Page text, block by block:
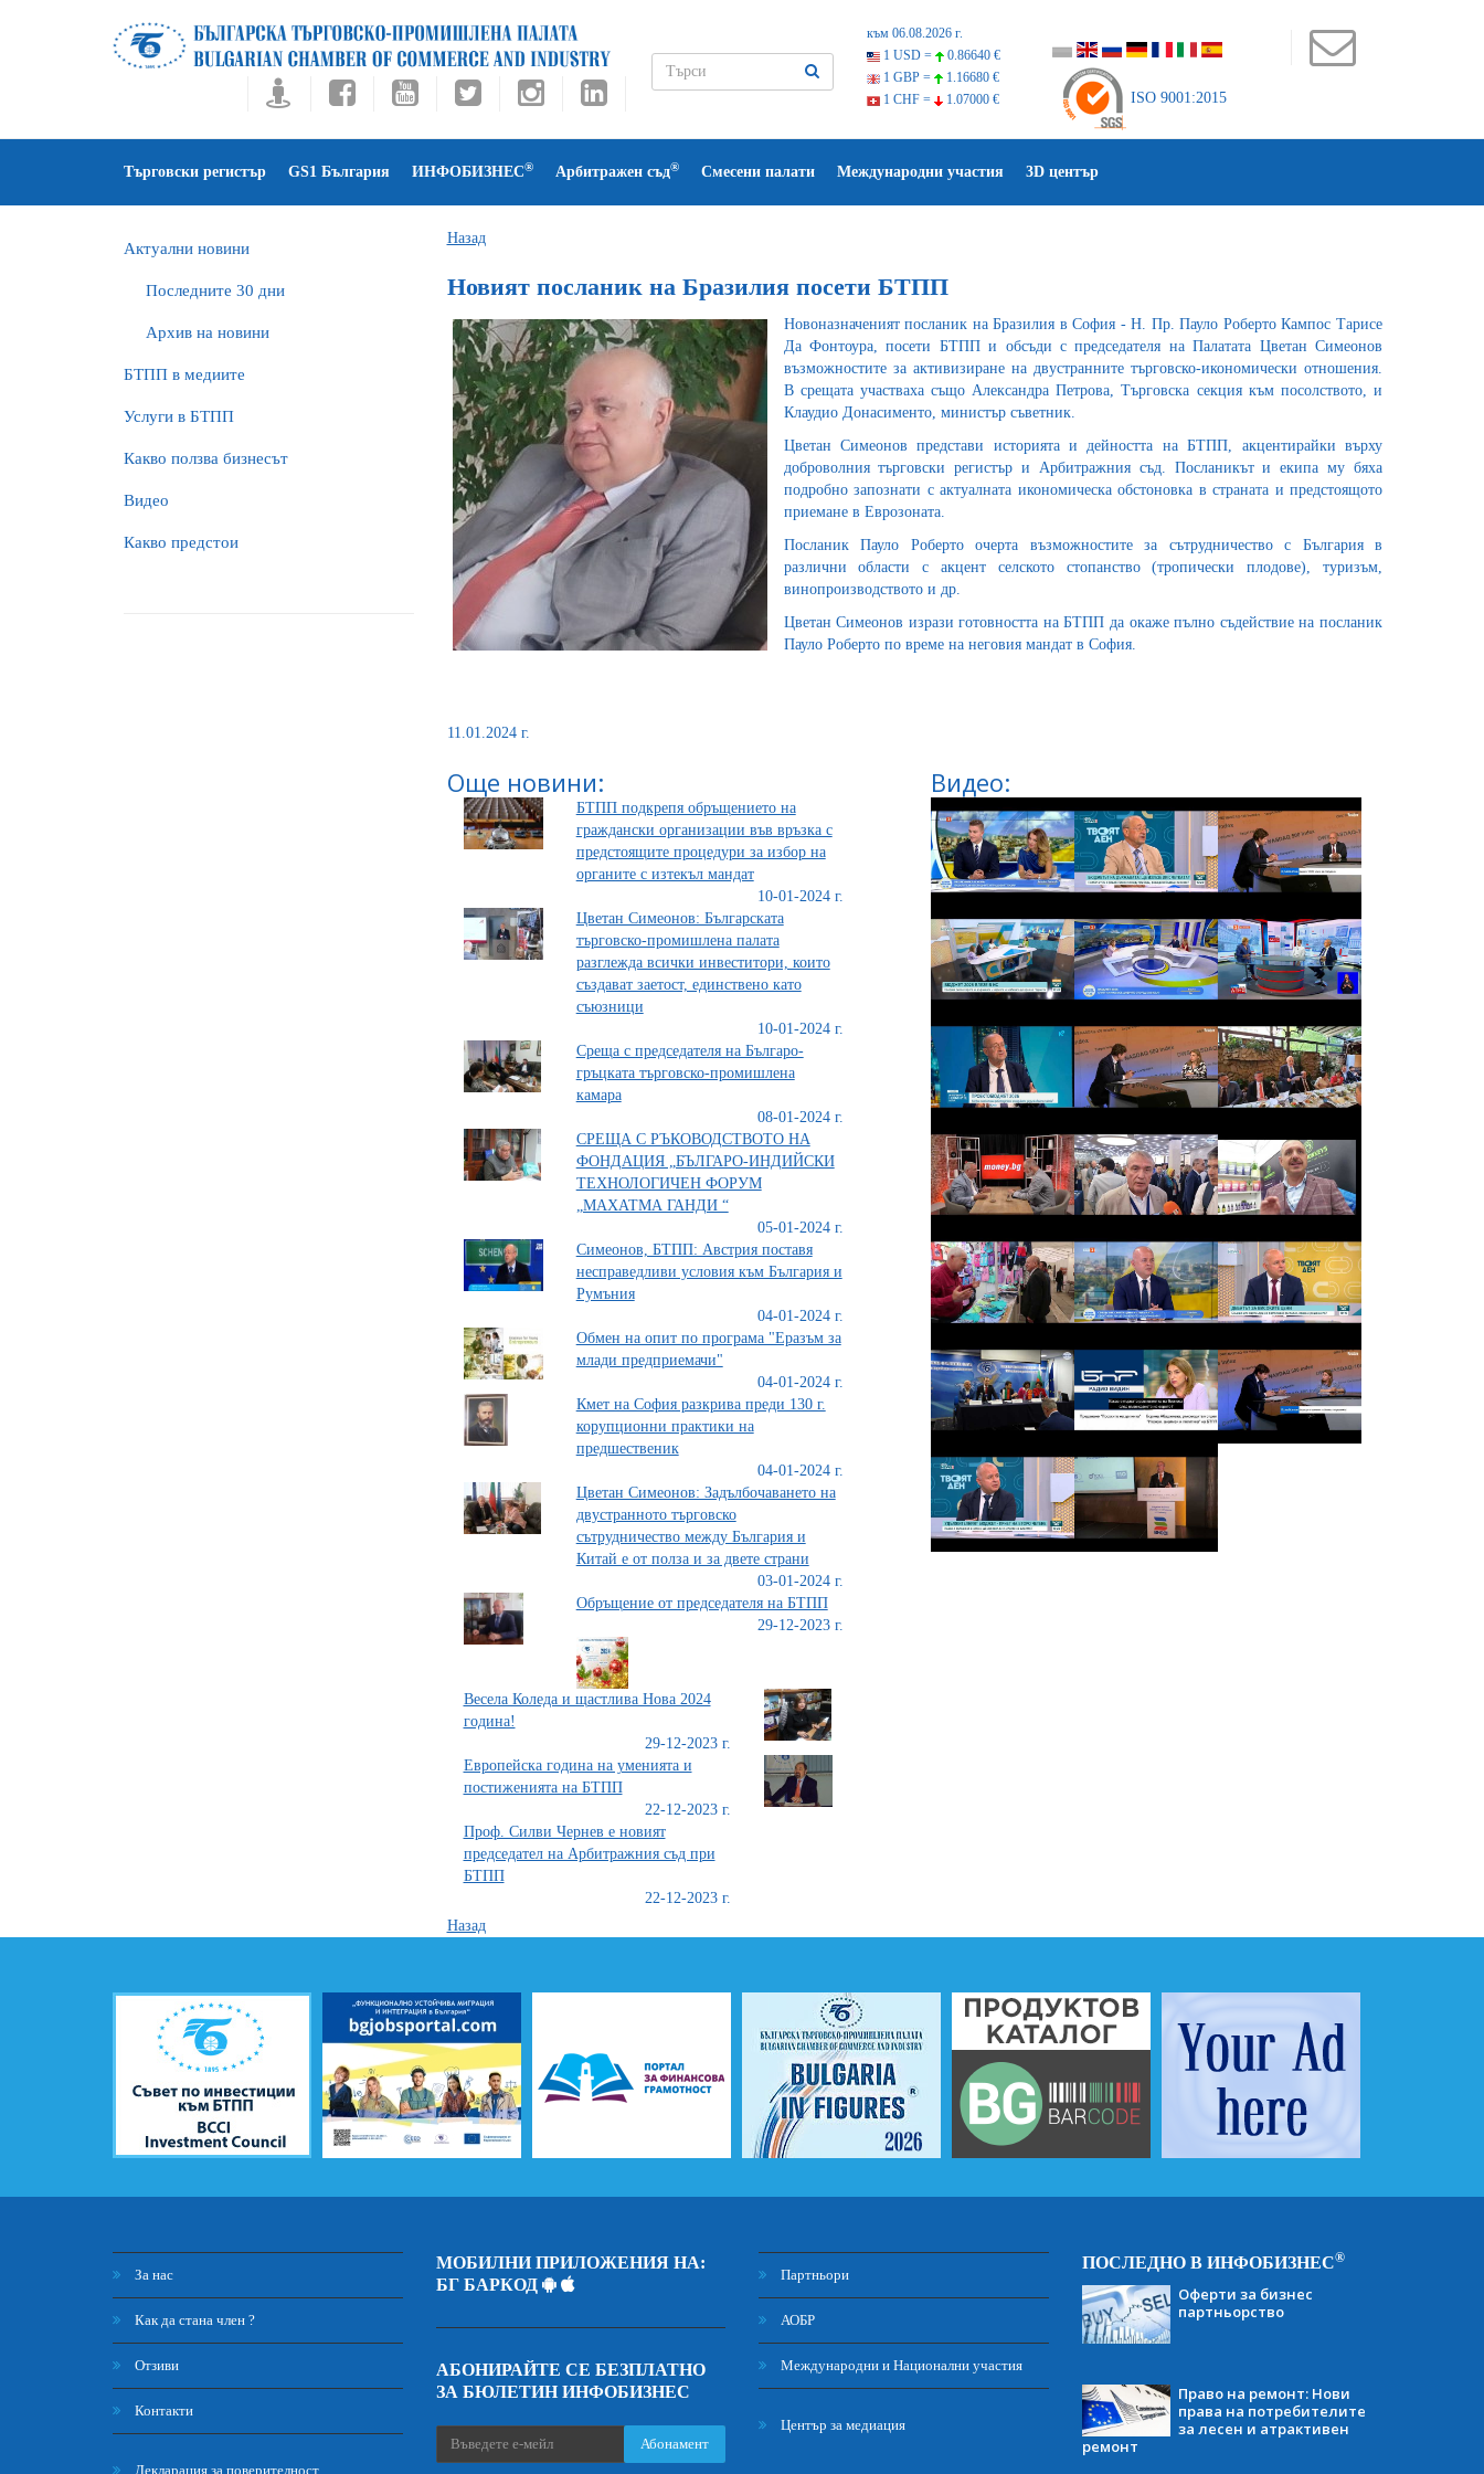
към 06.08.2026 г.
1 USD =
0.86640 €
1 GBP =
1.16680 €
1 CHF =
1.07000 € ISO 9001:2015
Търговски регистър GS1 България ИНФОБИЗНЕС® Арбитражен съд® Смесени палати Международни участия 3D център
Актуални новини
Последните 30 дни
Архив на новини
БTПП в медиите
Услуги в БТПП
Какво ползва бизнесът
Видео
Какво предстои
Назад
Новият посланик на Бразилия посети БТПП
Новоназначеният посланик на Бразилия в София - Н. Пр. Пауло Роберто Кампос Тарисе
Да Фонтоура, посети БТПП и обсъди с председателя на Палатата Цветан Симеонов
възможностите за активизиране на двустранните търговско-икономически отношения.
В срещата участваха също Александра Петрова, Търговска секция към посолството, и
Клаудио Донасименто, министър съветник.
Цветан Симеонов представи историята и дейността на БТПП, акцентирайки върху
доброволния търговски регистър и Арбитражния съд. Посланикът и екипа му бяха
подробно запознати с актуалната икономическа обстоновка в страната и предстоящото
приемане в Еврозоната.
Посланик Пауло Роберто очерта възможностите за сътрудничество с България в
различни области с акцент селското стопанство (тропически плодове), туризъм,
винопроизводството и др.
Цветан Симеонов изрази готовността на БТПП да окаже пълно съдействие на посланик
Пауло Роберто по време на неговия мандат в София.
11.01.2024 г.
Още новини:
БТПП подкрепя обръщението на
граждански организации във връзка с
предстоящите процедури за избор на
органите с изтекъл мандат
10-01-2024 г.
Цветан Симеонов: Българската
търговско-промишлена палата
разглежда всички инвеститори, които
създават заетост, единствено като
съюзници
10-01-2024 г.
Среща с председателя на Българо-
гръцката търговско-промишлена
камара
08-01-2024 г.
СРЕЩА С РЪКОВОДСТВОТО НА
ФОНДАЦИЯ „БЪЛГАРО-ИНДИЙСКИ
ТЕХНОЛОГИЧЕН ФОРУМ
„МАХАТМА ГАНДИ “
05-01-2024 г.
Симеонов, БТПП: Австрия поставя
несправедливи условия към България и
Румъния
04-01-2024 г.
Обмен на опит по програма "Еразъм за
млади предприемачи"
04-01-2024 г.
Кмет на София разкрива преди 130 г.
корупционни практики на
предшественик
04-01-2024 г.
Цветан Симеонов: Задълбочаването на
двустранното търговско
сътрудничество между България и
Китай е от полза и за двете страни
03-01-2024 г.
Обръщение от председателя на БТПП
29-12-2023 г.
Весела Коледа и щастлива Нова 2024
година!
29-12-2023 г.
Европейска година на уменията и
постиженията на БТПП
22-12-2023 г.
Проф. Силви Чернев е новият
председател на Арбитражния съд при
БТПП
22-12-2023 г.
Видео:
Назад
За нас
Как да стана член ?
Отзиви
Контакти
Декларация за поверителност
МОБИЛНИ ПРИЛОЖЕНИЯ НА:
БГ БАРКОД
АБОНИРАЙТЕ СЕ БЕЗПЛАТНО
ЗА БЮЛЕТИН ИНФОБИЗНЕС
Абонамент
Партньори
АОБР
Международни и Национални участия
Център за медиация
ПОСЛЕДНО В ИНФОБИЗНЕС®
Оферти за бизнес
партньорство
Право на ремонт: Нови
права на потребителите
за лесен и атрактивен
ремонт